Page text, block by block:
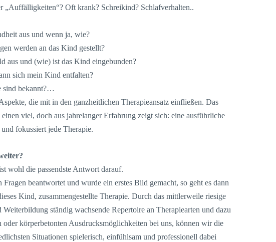
„Auffälligkeiten“? Oft krank? Schreikind? Schlafverhalten..
aus und wenn ja, wie?
werden an das Kind gestellt?
aus und (wie) ist das Kind eingebunden?
sich mein Kind entfalten?
sind bekannt?…
die mit in den ganzheitlichen Therapieansatz einfließen. Das
viel, doch aus jahrelanger Erfahrung zeigt sich: eine ausführliche
fokussiert jede Therapie.
wohl die passendste Antwort darauf.
beantwortet und wurde ein erstes Bild gemacht, so geht es dann
Kind, zusammengestellte Therapie. Durch das mittlerweile riesige
ständig wachsende Repertoire an Therapiearten und dazu
oder körperbetonten Ausdrucksmöglichkeiten bei uns, können wir die
Situationen spielerisch, einfühlsam und professionell dabei